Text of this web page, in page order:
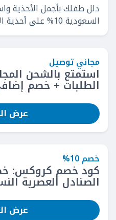
دلل طفلك بأجمل الأحذية
السعودية 10% على أحذية الأطفال.
مجاني توصيل
استمتع بالشحن
الطلبات + خصم إضافي
عرض
خصم 10%
الصنادل العصرية
عرض